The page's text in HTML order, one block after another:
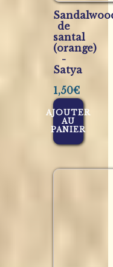
de
santal
(orange)
-
Satya
1,50€
AJOUTER
AU
PANIER